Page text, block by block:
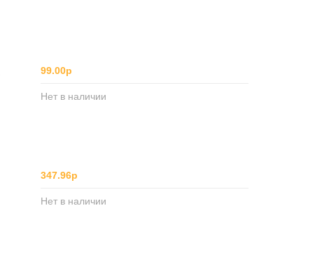
99.00р
Нет в наличии
347.96р
Нет в наличии